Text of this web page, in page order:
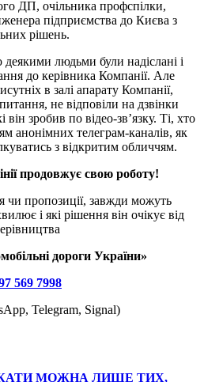
ДП, очільника профспілки,
підприємства до Києва з
рішень.
людьми були надіслані і
до керівника Компанії. Але
в залі апарату Компанії,
не відповіли на дзвінки
зробив по відео-зв’язку. Ті, хто
анонімних телеграм-каналів, як
з відкритим обличчям.
продовжує свою роботу!
чи пропозиції, завжди можуть
і які рішення він очікує від
дороги України»
569 7998
Telegram, Signal)
МОЖНА ЛИШЕ ТИХ,